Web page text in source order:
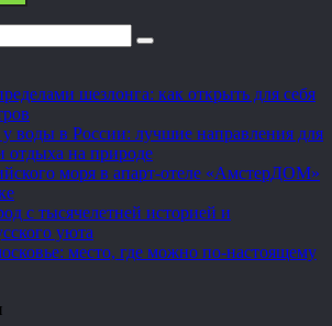
шезлонга: как открыть для себя
у воды в России: лучшие направления для
отдыха на природе
моря в апарт-отеле «АмстерДОМ»
с тысячелетней историей и
уюта
место, где можно по-настоящему